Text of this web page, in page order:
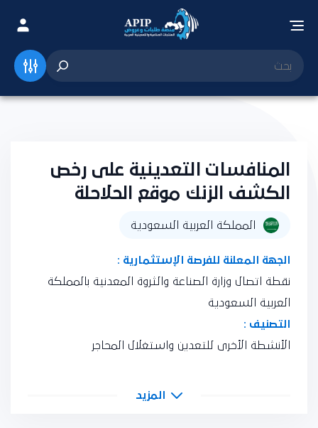
المنافسات التعدينية على رخص
الكشف الزنك موقع الحلاحلة
المملكة العربية السعودية
الجهة المعلنة للفرصة الإستثمارية :
نقطة اتصال وزارة الصناعة والثروة المعدنية بالمملكة
العربية السعودية
التصنيف :
الأنشطة الأخرى للتعدين واستغلال المحاجر
المزيد